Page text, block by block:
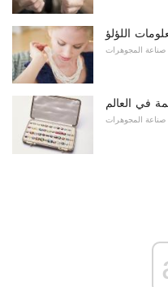
اللؤلؤ
صناعة المجوهرات
في العالم
صناعة المجوهرات